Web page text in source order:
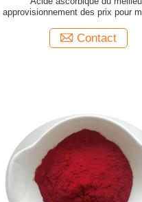
approvisionnement des prix pour
boîte pour la catégorie comestible
Contact